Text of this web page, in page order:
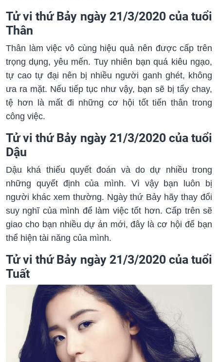
Tử vi thứ Bảy ngày 21/3/2020 của tuổi
Thân
Thân làm việc vô cùng hiệu quả nên được cấp trên
trọng dụng, yêu mến. Tuy nhiên bạn quá kiêu ngạo,
tự cao tự đại nên bị nhiều người ganh ghét, không
ưa ra mặt. Nếu tiếp tục như vậy, bạn sẽ bị tẩy chay,
tệ hơn là mất đi những cơ hội tốt tiến thân trong
công việc.
Tử vi thứ Bảy ngày 21/3/2020 của tuổi
Dậu
Dậu khá thiếu quyết đoán và do dự nhiều trong
những quyết định của mình. Vì vậy bạn luôn bị
người khác xem thường. Ngày thứ Bảy hãy thay đổi
suy nghĩ của mình để làm việc tốt hơn. Cấp trên sẽ
giao cho bạn nhiều dự án mới, đây là cơ hội để bạn
thể hiện tài năng của mình.
Tử vi thứ Bảy ngày 21/3/2020 của tuổi
Tuất